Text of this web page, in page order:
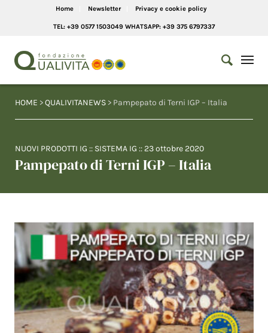
Home Newsletter Privacy e cookie policy
TEL: +39 0577 1503049 WHATSAPP: +39 375 6797337
HOME >QUALIVITANEWS > Pampepato di Terni IGP – Italia
NUOVI PRODOTTI IG :: SISTEMA IG :: 23 ottobre 2020
Pampepato di Terni IGP – Italia